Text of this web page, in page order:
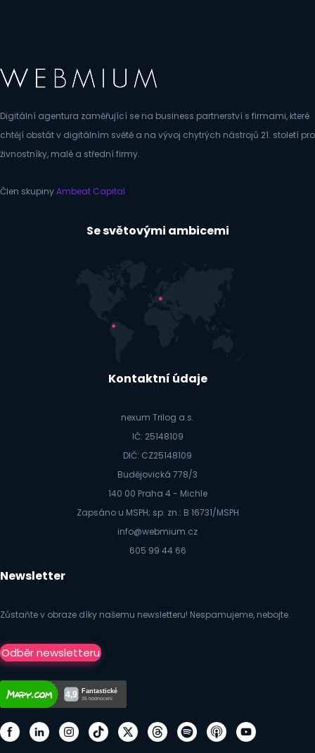
Digitální agentura zaměřující se na business partnerství s firmami, které
chtějí obstát v digitálním světě a na vývoj chytrých nástrojů 21. století pro
živnostníky, malé a střední firmy.
Člen skupinyAmbeat Capital
Se světovými ambicemi
Kontaktní údaje
nexum Trilog a.s.
IČ: 25148109
DIČ: CZ25148109
Budějovická 778/3
140 00 Praha 4 - Michle
Zapsáno u MSPH; sp. zn.: B 16731/MSPH
info@webmium.cz
605 99 44 66
Newsletter
Zůstaňte v obraze díky našemu newsletteru! Nespamujeme, nebojte.
Odběr newsletteru